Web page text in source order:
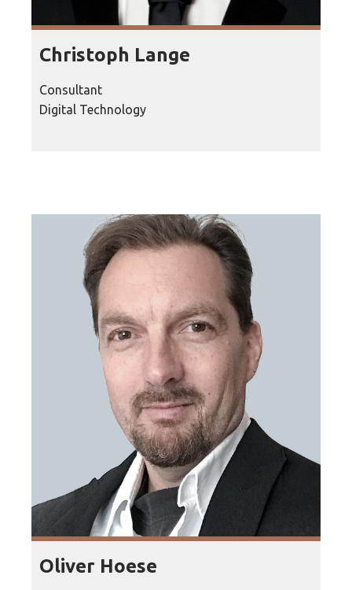
Christoph Lange
Consultant
Digital Technology
Oliver Hoese